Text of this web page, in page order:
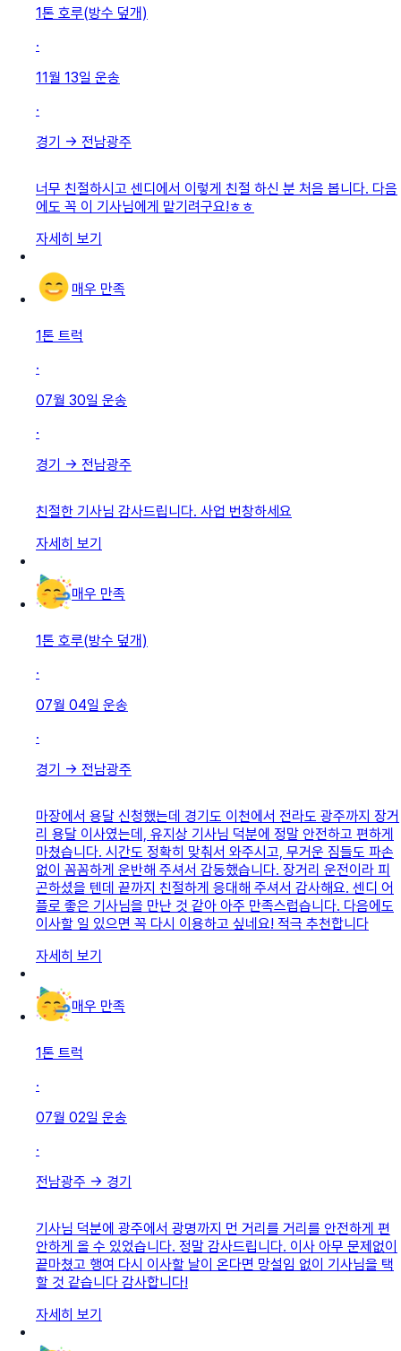
1톤 호루(방수 덮개)
·
11월 13일 운송
·
경기 → 전남광주
너무 친절하시고 센디에서 이렇게 친절 하신 분 처음 봅니다. 다음
에도 꼭 이 기사님에게 맡기려구요!ㅎㅎ
자세히 보기
매우 만족
1톤 트럭
·
07월 30일 운송
·
경기 → 전남광주
친절한 기사님 감사드립니다. 사업 번창하세요
자세히 보기
매우 만족
1톤 호루(방수 덮개)
·
07월 04일 운송
·
경기 → 전남광주
마장에서 용달 신청했는데 ​경기도 이천에서 전라도 광주까지 장거
리 용달 이사였는데, 유지상 기사님 덕분에 정말 안전하고 편하게
마쳤습니다. 시간도 정확히 맞춰서 와주시고, 무거운 짐들도 파손
없이 꼼꼼하게 운반해 주셔서 감동했습니다. 장거리 운전이라 피
곤하셨을 텐데 끝까지 친절하게 응대해 주셔서 감사해요. 센디 어
플로 좋은 기사님을 만난 것 같아 아주 만족스럽습니다. 다음에도
이사할 일 있으면 꼭 다시 이용하고 싶네요! 적극 추천합니다
자세히 보기
매우 만족
1톤 트럭
·
07월 02일 운송
·
전남광주 → 경기
기사님 덕분에 광주에서 광명까지 먼 거리를 거리를 안전하게 편
안하게 올 수 있었습니다. 정말 감사드립니다. 이사 아무 문제없이
끝마쳤고 행여 다시 이사할 날이 온다면 망설임 없이 기사님을 택
할 것 같습니다 감사합니다!
자세히 보기